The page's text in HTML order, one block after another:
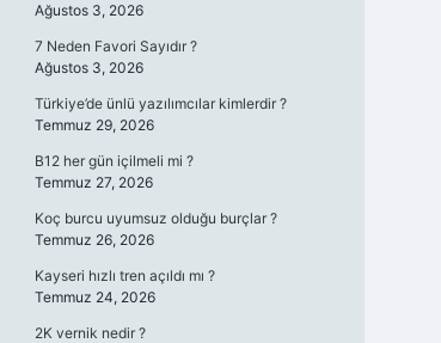
Ağustos 3, 2026
7 Neden Favori Sayıdır ?
Ağustos 3, 2026
Türkiye’de ünlü yazılımcılar kimlerdir ?
Temmuz 29, 2026
B12 her gün içilmeli mi ?
Temmuz 27, 2026
Koç burcu uyumsuz olduğu burçlar ?
Temmuz 26, 2026
Kayseri hızlı tren açıldı mı ?
Temmuz 24, 2026
2K vernik nedir ?